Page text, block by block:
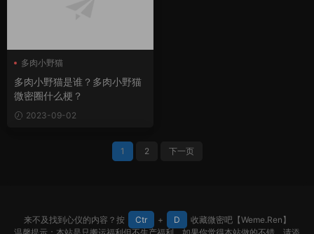
多肉小野猫
多肉小野猫微密圈
多肉小野猫是谁？多肉小野猫
微密圈什么梗？
2023-09-02
1 2 下一页
来不及找到心仪的内容？按 Ctr + D
收藏微密吧【Weme.Ren】